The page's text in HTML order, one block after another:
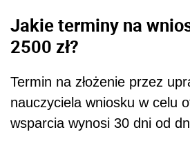
Jakie terminy na
2500 zł?
Termin na złożenie przez
nauczyciela wniosku w celu
wsparcia wynosi 30 dni od